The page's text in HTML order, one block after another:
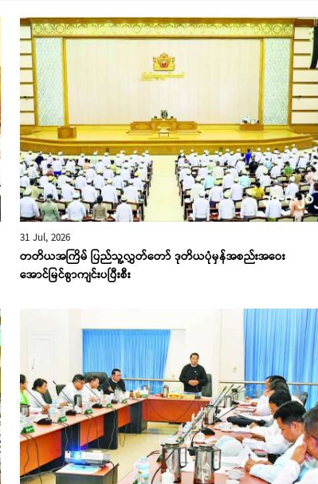
31 Jul, 2026
တတိယအကြိမ် ပြည်သူ့လွှတ်တော် ဒုတိယပုံမှန်အစည်းအဝေး
အောင်မြင်စွာကျင်းပပြီးစီး